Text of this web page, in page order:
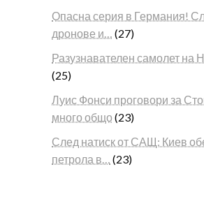
Опасна серия в Германия!
дронове и…
(27)
Разузнавателен самолет на
(25)
Луис Фонси проговори за
много общо (23)
След натиск от САЩ: Киев
петрола в…
(23)